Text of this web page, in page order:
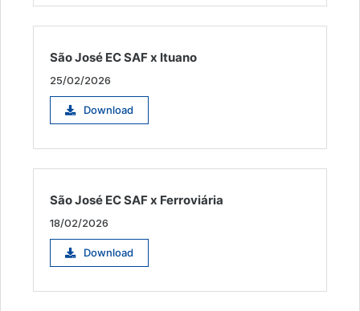
São José EC SAF x Ituano
25/02/2026
Download
São José EC SAF x Ferroviária
18/02/2026
Download